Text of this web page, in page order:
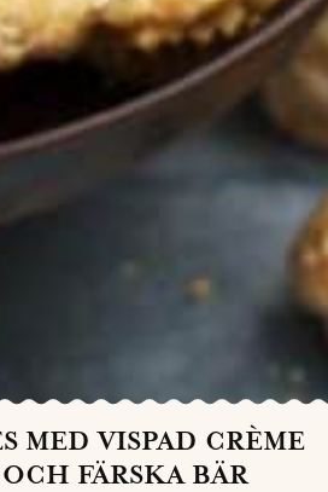
MED VISPAD CRÈME
FÄRSKA BÄR